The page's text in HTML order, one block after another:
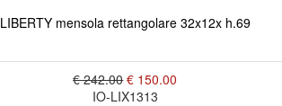
LIBERTY mensola rettangolare 32x12x h.69
€ 242.00 € 150.00
IO-LIX1313